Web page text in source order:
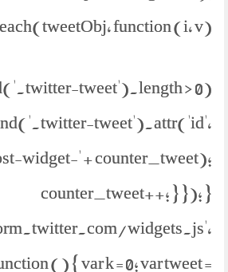
function (i, v) {
tweet').length > 0)
tweet').attr('id',
widget-' + counter_tweet);
counter_tweet++; } }); }
widgets.js',
() { var k = 0; var tweet =